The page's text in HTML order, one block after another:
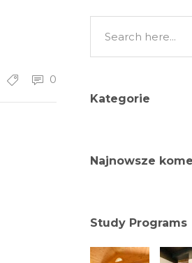
0
Kategorie
Najnowsze
Study Programs